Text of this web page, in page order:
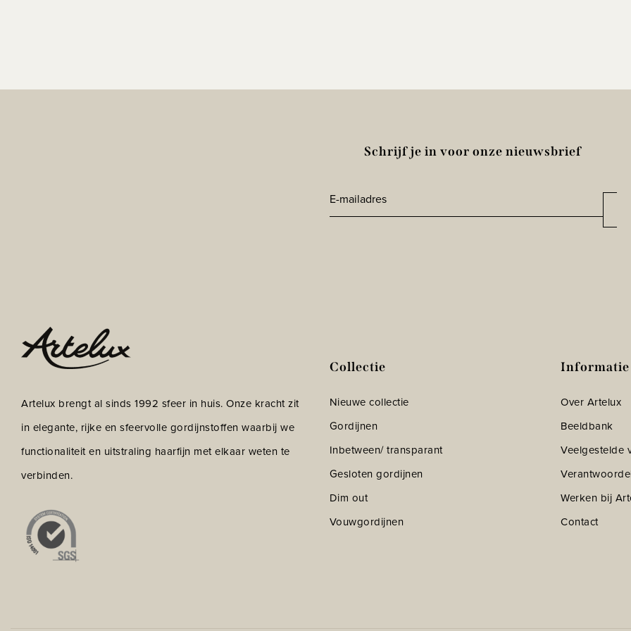
Schrijf je in voor onze nieuwsbrief
E-
mailadres*
Artelux brengt al sinds 1992 sfeer in huis. Onze kracht zit
in elegante, rijke en sfeervolle gordijnstoffen waarbij we
functionaliteit en uitstraling haarfijn met elkaar weten te
verbinden.
Collectie
Nieuwe collectie
Gordijnen
Inbetween/ transparant
Gesloten gordijnen
Dim out
Vouwgordijnen
Informatie
Over Artelux
Beeldbank
Veelgestelde
Werken bij
Contact